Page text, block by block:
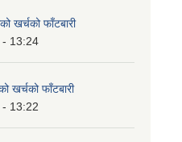
खर्चको फाँटबारी
- 13:24
खर्चको फाँटबारी
13:22